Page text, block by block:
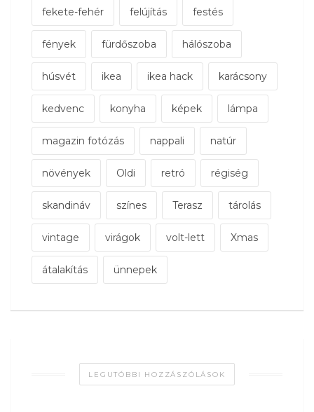
fekete-fehér felújítás festés
fények fürdőszoba hálószoba
húsvét ikea ikea hack karácsony
kedvenc konyha képek lámpa
magazin fotózás nappali natúr
növények Oldi retró régiség
skandináv színes Terasz tárolás
vintage virágok volt-lett Xmas
átalakítás ünnepek
LEGUTÓBBI HOZZÁSZÓLÁSOK